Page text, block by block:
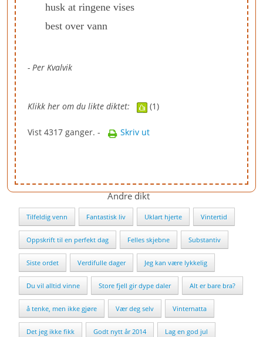
husk at ringene vises
best over vann
- Per Kvalvik
Klikk her om du likte diktet: (1)
Vist 4317 ganger. - Skriv ut
Andre dikt
Tilfeldig venn Fantastisk liv Uklart hjerte Vintertid
Oppskrift til en perfekt dag Felles skjebne Substantiv
Siste ordet Verdifulle dager Jeg kan være lykkelig
Du vil alltid vinne Store fjell gir dype daler Alt er bare bra?
å tenke, men ikke gjøre Vær deg selv Vinternatta
Det jeg ikke fikk Godt nytt år 2014 Lag en god jul